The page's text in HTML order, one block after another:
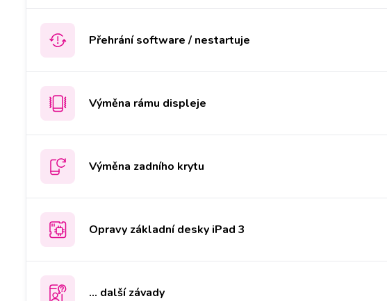
Přehrání software / nestartuje
Výměna rámu displeje
Výměna zadního krytu
Opravy základní desky iPad 3
... další závady